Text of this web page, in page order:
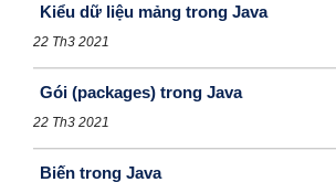
Kiểu dữ liệu mảng trong Java
22 Th3 2021
Gói (packages) trong Java
22 Th3 2021
Biến trong Java